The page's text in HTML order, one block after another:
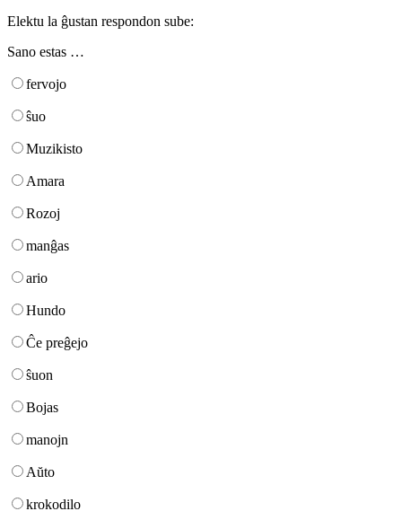
Elektu la ĝustan respondon sube:
Sano estas …
fervojo
ŝuo
Muzikisto
Amara
Rozoj
manĝas
ario
Hundo
Ĉe preĝejo
ŝuon
Bojas
manojn
Aŭto
krokodilo